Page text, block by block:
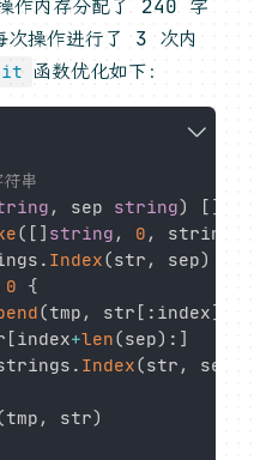
作内存分配了 240 字
次操作进行了 3 次内
函数优化如下：
串
, sep string) [ ]
( [ ] string , 0 , strings
. Index(str , sep)
0
{
(tmp , str [ : index]
[index+len(sep) : ]
. Index(str , sep
tmp , str)